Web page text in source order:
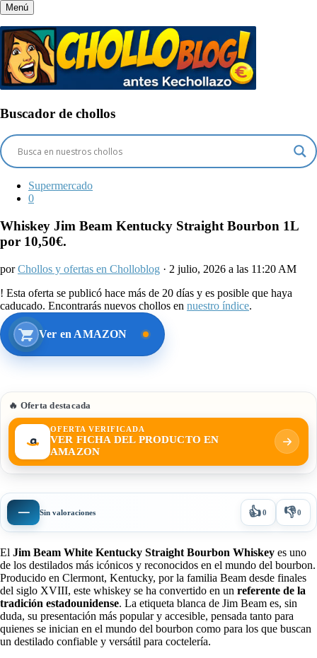
Menú
Buscador de chollos
Supermercado
0
Whiskey Jim Beam Kentucky Straight Bourbon 1L
por 10,50€.
porChollos y ofertas en Cholloblog · 2 julio, 2026 a las 11:20 AM
! Esta oferta se publicó hace más de 20 días y es posible que haya
caducado. Encontrarás nuevos chollos en nuestro índice.
Ver en AMAZON
🔥 Oferta destacada
OFERTA VERIFICADA
VER FICHA DEL PRODUCTO EN
AMAZON
— Sin valoraciones 👍0 👎0
El Jim Beam White Kentucky Straight Bourbon Whiskey es uno
de los destilados más icónicos y reconocidos en el mundo del bourbon.
Producido en Clermont, Kentucky, por la familia Beam desde finales
del siglo XVIII, este whiskey se ha convertido en un referente de la
tradición estadounidense. La etiqueta blanca de Jim Beam es, sin
duda, su presentación más popular y accesible, pensada tanto para
quienes se inician en el mundo del bourbon como para los que buscan
un destilado confiable y versátil para coctelería.